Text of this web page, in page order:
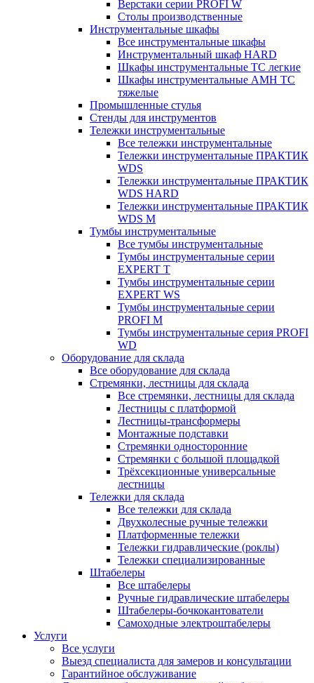
Верстаки серии PROFI W
Столы производственные
Инструментальные шкафы
Все инструментальные шкафы
Инструментальный шкаф HARD
Шкафы инструментальные ТС легкие
Шкафы инструментальные AMH TC
тяжелые
Промышленные стулья
Стенды для инструментов
Тележки инструментальные
Все тележки инструментальные
Тележки инструментальные ПРАКТИК
WDS
Тележки инструментальные ПРАКТИК
WDS HARD
Тележки инструментальные ПРАКТИК
WDS M
Тумбы инструментальные
Все тумбы инструментальные
Тумбы инструментальные серии
EXPERT T
Тумбы инструментальные серии
EXPERT WS
Тумбы инструментальные серии
PROFI M
Тумбы инструментальные серия PROFI
WD
Оборудование для склада
Все оборудование для склада
Стремянки, лестницы для склада
Все стремянки, лестницы для склада
Лестницы с платформой
Лестницы-трансформеры
Монтажные подставки
Стремянки односторонние
Стремянки с большой площадкой
Трёхсекционные универсальные
лестницы
Тележки для склада
Все тележки для склада
Двухколесные ручные тележки
Платформенные тележки
Тележки гидравлические (роклы)
Тележки специализированные
Штабелеры
Все штабелеры
Ручные гидравлические штабелеры
Штабелеры-бочкокантователи
Самоходные электроштабелеры
Услуги
Все услуги
Выезд специалиста для замеров и консультации
Гарантийное обслуживание